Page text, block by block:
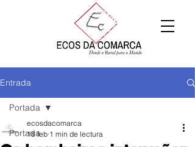
Entrada
Portada
Portada
ecosdacomarca
18 feb 1 min de lectura